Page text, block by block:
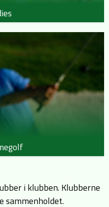
i klubben. Klubberne
sammenholdet.